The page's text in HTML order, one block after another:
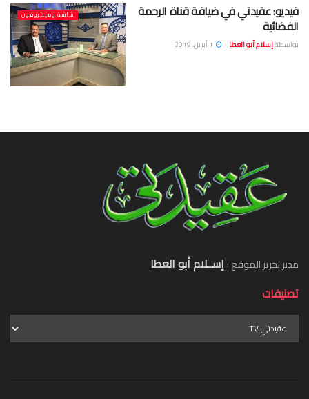
شاشة وميكروفون فيديو: عقيدتي في ضيافة قناة الرحمة
الفضائية
بواسطةإسلام أبو العطا
مدير تحرير الموقع :إســلام أبو العطا
تصنيفات